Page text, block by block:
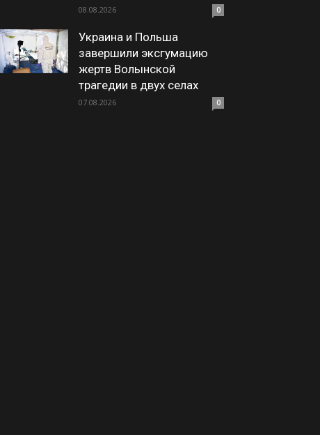
08.08.2026 0
Украина и Польша
завершили эксгумацию
жертв Волынской
трагедии в двух селах
07.08.2026 0